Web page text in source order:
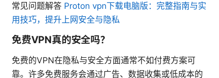
常见问题解答 Proton vpn下载电脑版：完整指南与实
用技巧，提升上网安全与隐私
免费VPN真的安全吗？
免费的VPN在隐私与安全方面通常不如付费方案可
靠。许多免费服务会通过广告、数据收集或低成本的